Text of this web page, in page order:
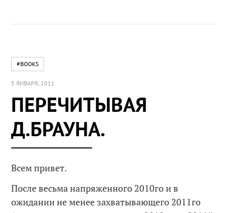
#BOOKS
5 ЯНВАРЯ, 2011
ПЕРЕЧИТЫВАЯ
Д.БРАУНА.
Всем привет.
После весьма напряженного 2010го и в
ожидании не менее захватывающего 2011го